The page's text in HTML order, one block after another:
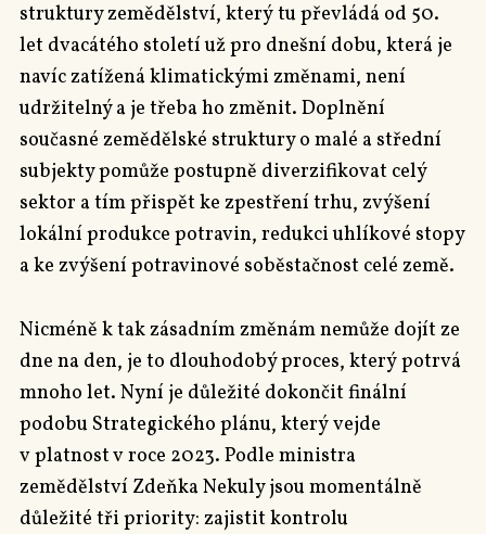
struktury zemědělství, který tu převládá od 50.
let dvacátého století už pro dnešní dobu, která je
navíc zatížená klimatickými změnami, není
udržitelný a je třeba ho změnit. Doplnění
současné zemědělské struktury o malé a střední
subjekty pomůže postupně diverzifikovat celý
sektor a tím přispět ke zpestření trhu, zvýšení
lokální produkce potravin, redukci uhlíkové stopy
a ke zvýšení potravinové soběstačnost celé země.
Nicméně k tak zásadním změnám nemůže dojít ze
dne na den, je to dlouhodobý proces, který potrvá
mnoho let. Nyní je důležité dokončit finální
podobu Strategického plánu, který vejde
v platnost v roce 2023. Podle ministra
zemědělství Zdeňka Nekuly jsou momentálně
důležité tři priority: zajistit kontrolu